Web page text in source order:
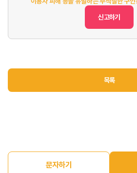
신고하기
목록
문자하기